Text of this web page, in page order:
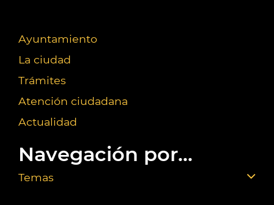
Ayuntamiento
La ciudad
Trámites
Atención ciudadana
Actualidad
Navegación por...
Temas